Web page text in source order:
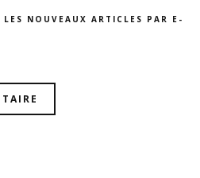
NOUVEAUX ARTICLES PAR E-